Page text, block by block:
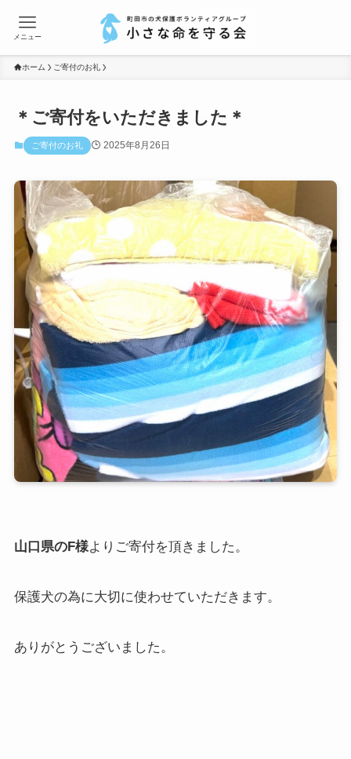
メニュー
ホーム ご寄付のお礼
＊ご寄付をいただきました＊
ご寄付のお礼 2025年8月26日
山口県のF様よりご寄付を頂きました。
保護犬の為に大切に使わせていただきます。
ありがとうございました。